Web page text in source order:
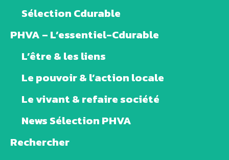
Sélection Cdurable
PHVA – L’essentiel-Cdurable
L’être & les liens
Le pouvoir & l’action locale
Le vivant & refaire société
News Sélection PHVA
Rechercher